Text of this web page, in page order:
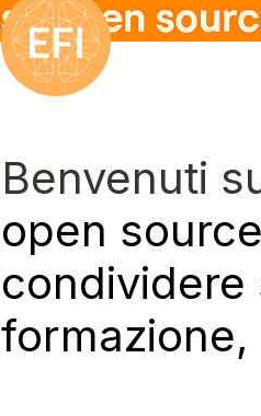
Benvenuti
open
condividere